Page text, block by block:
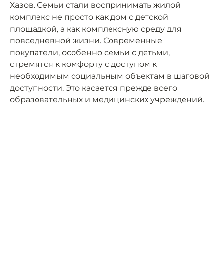
Хазов. Семьи стали воспринимать жилой
комплекс не просто как дом с детской
площадкой, а как комплексную среду для
повседневной жизни. Современные
покупатели, особенно семьи с детьми,
стремятся к комфорту с доступом к
необходимым социальным объектам в шаговой
доступности. Это касается прежде всего
образовательных и медицинских учреждений.